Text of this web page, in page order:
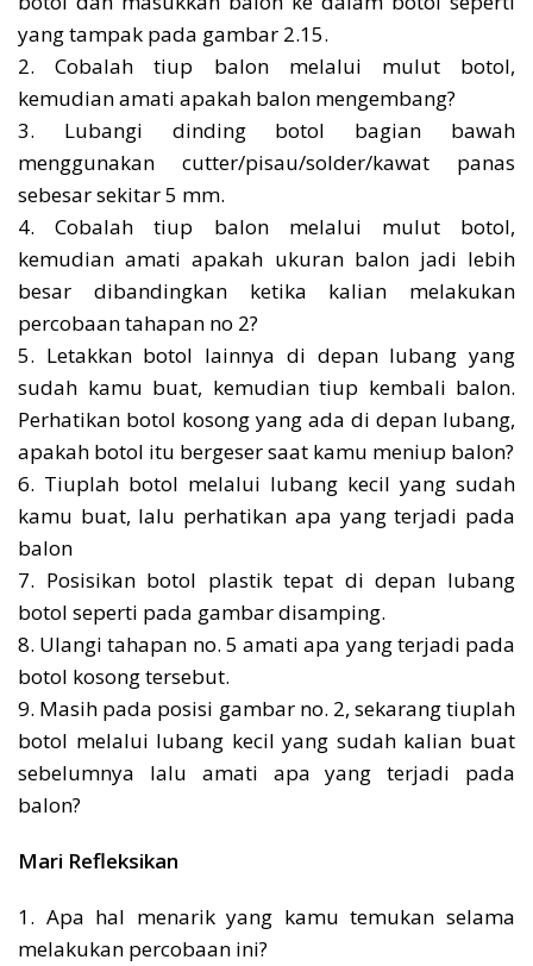
yang tampak pada gambar 2.15.
2. Cobalah tiup balon melalui mulut botol,
kemudian amati apakah balon mengembang?
3. Lubangi dinding botol bagian bawah
menggunakan cutter/pisau/solder/kawat panas
sebesar sekitar 5 mm.
4. Cobalah tiup balon melalui mulut botol,
kemudian amati apakah ukuran balon jadi lebih
besar dibandingkan ketika kalian melakukan
percobaan tahapan no 2?
5. Letakkan botol lainnya di depan lubang yang
sudah kamu buat, kemudian tiup kembali balon.
Perhatikan botol kosong yang ada di depan lubang,
apakah botol itu bergeser saat kamu meniup balon?
6. Tiuplah botol melalui lubang kecil yang sudah
kamu buat, lalu perhatikan apa yang terjadi pada
balon
7. Posisikan botol plastik tepat di depan lubang
botol seperti pada gambar disamping.
8. Ulangi tahapan no. 5 amati apa yang terjadi pada
botol kosong tersebut.
9. Masih pada posisi gambar no. 2, sekarang tiuplah
botol melalui lubang kecil yang sudah kalian buat
sebelumnya lalu amati apa yang terjadi pada
balon?
Mari Refleksikan
1. Apa hal menarik yang kamu temukan selama
melakukan percobaan ini?